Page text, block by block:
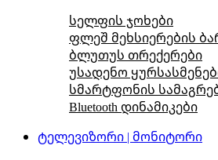
სელფის ჯოხები
ფლეშ მეხსიერების
ბლუთუს თრექერები
უსადენო
სმარტფონის
Bluetooth დინამიკები
ტელევიზორი | მონიტორი